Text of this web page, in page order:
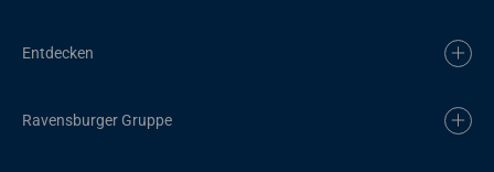
Entdecken
Ravensburger Gruppe